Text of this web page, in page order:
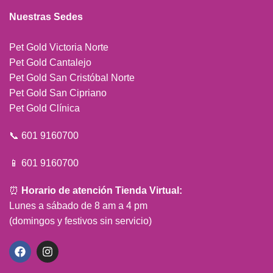
Nuestras Sedes
Pet Gold Victoria Norte
Pet Gold Cantalejo
Pet Gold San Cristóbal Norte
Pet Gold San Cipriano
Pet Gold Clínica
📞 601 9160700
📱 601 9160700
⏰ Horario de atención Tienda Virtual:
Lunes a sábado de 8 am a 4 pm
(domingos y festivos sin servicio)